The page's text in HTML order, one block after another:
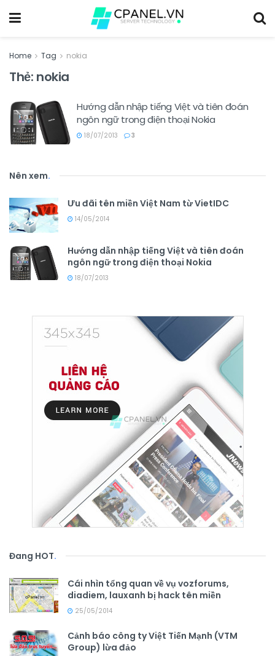
Home Tag nokia
Thẻ: nokia
Hướng dẫn nhập tiếng Việt và tiên đoán
ngôn ngữ trong điện thoại Nokia
18/07/2013 3
Nên xem.
Ưu đãi tên miền Việt Nam từ VietIDC
14/05/2014
Hướng dẫn nhập tiếng Việt và tiên đoán
ngôn ngữ trong điện thoại Nokia
18/07/2013
Đang HOT.
Cái nhìn tổng quan về vụ vozforums,
diadiem, lauxanh bị hack tên miền
25/05/2014
Cảnh báo công ty Việt Tiến Mạnh (VTM
Group) lừa đảo